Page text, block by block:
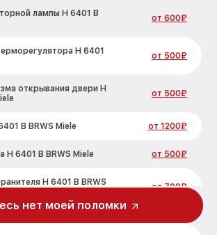
лампы H 6401 B
от 600₽
H 6401
от 500₽
открывания двери H
от 500₽
B BRWS Miele от 1200₽
H 6401 B BRWS Miele от 500₽
H 6401 B BRWS
от 700₽
от 500₽
нет моей поломки